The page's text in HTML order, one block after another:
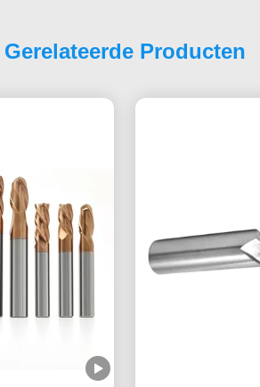
Gerelateerde Producten